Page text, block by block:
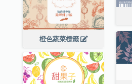
橙色蔬菜標籤